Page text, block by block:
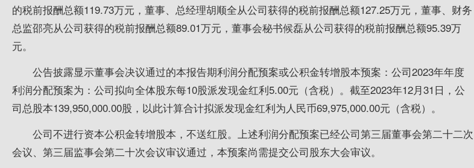
的税前报酬总额119.73万元，董事、总经理胡顺全从公司获得的税前报酬总额127.25万元，董事、财务
总监邵亮从公司获得的税前报酬总额89.01万元，董事会秘书候磊从公司获得的税前报酬总额95.39万
元。
公告披露显示董事会决议通过的本报告期利润分配预案或公积金转增股本预案：公司2023年年度
利润分配预案为：公司拟向全体股东每10股派发现金红利5.00元（含税）。截至2023年12月31日，公
司总股本139,950,000.00股，以此计算合计拟派发现金红利为人民币69,975,000.00元（含税）。
公司不进行资本公积金转增股本，不送红股。上述利润分配预案已经公司第三届董事会第二十二次
会议、第三届监事会第二十次会议审议通过，本预案尚需提交公司股东大会审议。